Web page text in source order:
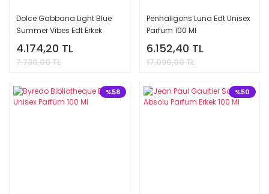
Dolce Gabbana Light Blue
Summer Vibes Edt Erkek
Parfüm 100 Ml
4.174,20 TL
7.730,00 TL
Penhaligons Luna Edt Unisex
Parfüm 100 Ml
6.152,40 TL
17.090,00 TL
%58 %50